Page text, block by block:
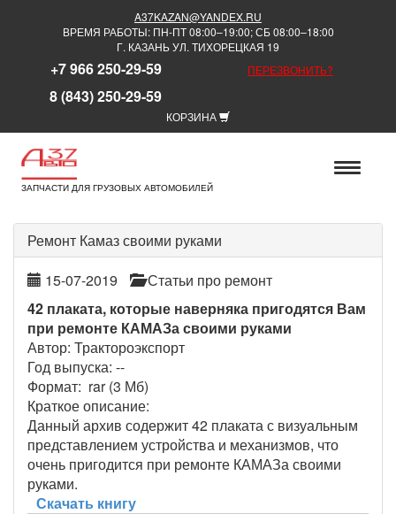
A37KAZAN@YANDEX.RU
ВРЕМЯ РАБОТЫ: ПН-ПТ 08:00–19:00; СБ 08:00–18:00
Г. КАЗАНЬ УЛ. ТИХОРЕЦКАЯ 19
+7 966 250-29-59
8 (843) 250-29-59
ПЕРЕЗВОНИТЬ?
КОРЗИНА
ЗАПЧАСТИ ДЛЯ ГРУЗОВЫХ АВТОМОБИЛЕЙ
Ремонт Камаз своими руками
15-07-2019
Статьи про ремонт
42 плаката, которые наверняка пригодятся Вам
при ремонте КАМАЗа своими руками
Автор: Трактороэкспорт
Год выпуска: --
Формат: rar (3 Мб)
Краткое описание:
Данный архив содержит 42 плаката с визуальным
представлением устройства и механизмов, что
очень пригодится при ремонте КАМАЗа своими
руками.
Скачать книгу